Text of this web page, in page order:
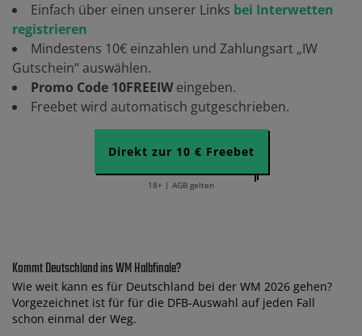
Einfach über einen unserer Links bei Interwetten
registrieren
Mindestens 10€ einzahlen und Zahlungsart „IW
Gutschein“ auswählen.
Promo Code 10FREEIWeingeben.
Freebet wird automatisch gutgeschrieben.
Direkt zur 10 € Freebet
18+ | AGB gelten
Kommt Deutschland ins WM Halbfinale?
Wie weit kann es für Deutschland bei der WM 2026 gehen?
Vorgezeichnet ist für für die DFB-Auswahl auf jeden Fall
schon einmal der Weg.